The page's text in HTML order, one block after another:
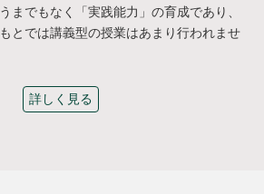
までもなく「実践能力」の育成であり、
とでは講義型の授業はあまり行われませ
詳しく見る